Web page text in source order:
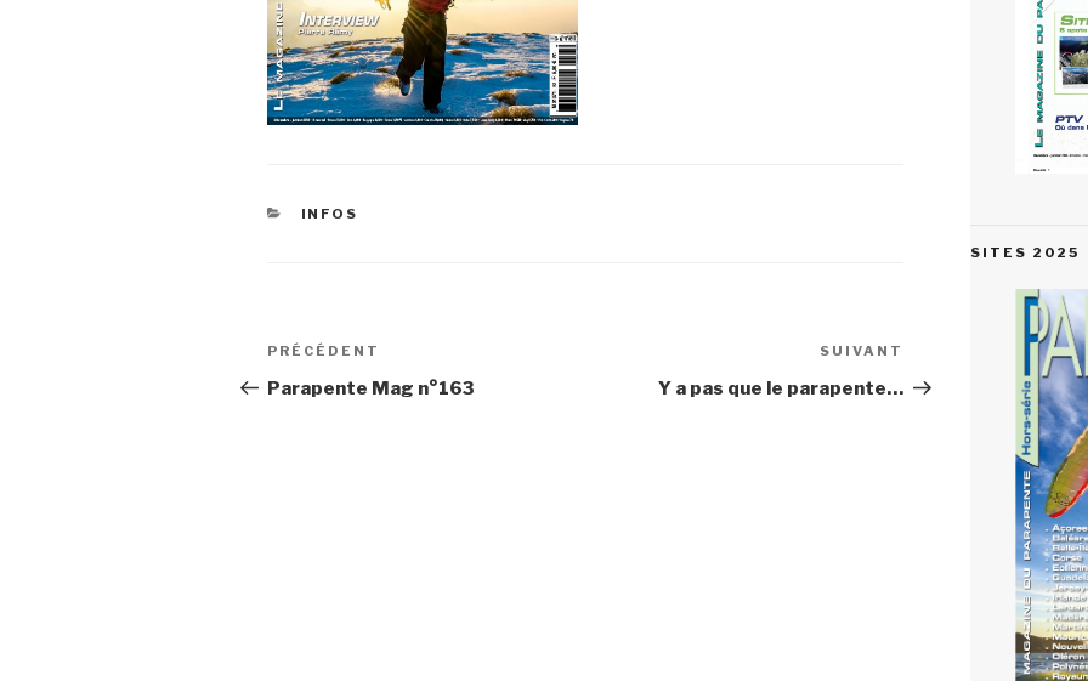
CATÉGORIES
INFOS
Navigation
de
Article
précédent
PRÉCÉDENT
Parapente Mag n°163
suivant
SUIVANT
Y a pas que le parapente…
SITES 2025